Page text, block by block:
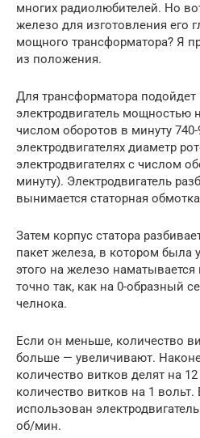
многих радиолюбителей. Но
железо для изготовления его
мощного трансформатора? Я
из положения.
Для трансформатора
электродвигатель мощностью
числом оборотов в минуту 740-
электродвигателях диаметр
электродвигателях с числом
минуту). Электродвигатель
вынимается статорная
Затем корпус статора
пакет железа, в котором была
этого на железо
точно так, как на 0-образный
челнока.
Если он меньше, количество
больше — увеличивают.
количество витков делят на
количество витков на 1
использован
об/мин.